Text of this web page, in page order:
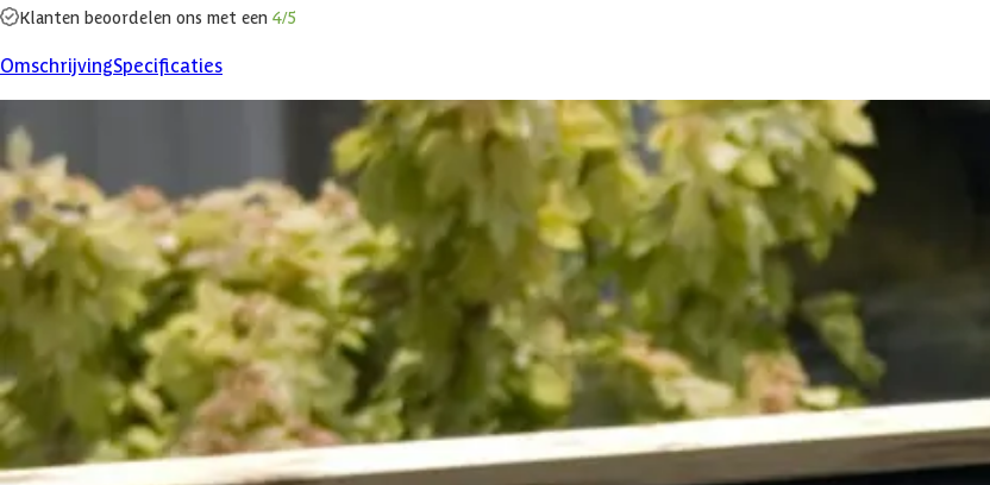
Klanten beoordelen ons met een 4/5
OmschrijvingSpecificaties
Product omschrijving
EPDM is een recyclebaar, synthetisch high-tech rubber, met een levensduur tot wel 50 jaar en is ook geschikt voor onder
scheurt niet. Deze set is inclusief EDPM-membraan, spuitlijm en montagekit. In de meeste gevallen bestaat het EPDM uit 1 stuk
Specificaties
Belangrijke specificaties
WoodAcademy
Breedte 450 cm